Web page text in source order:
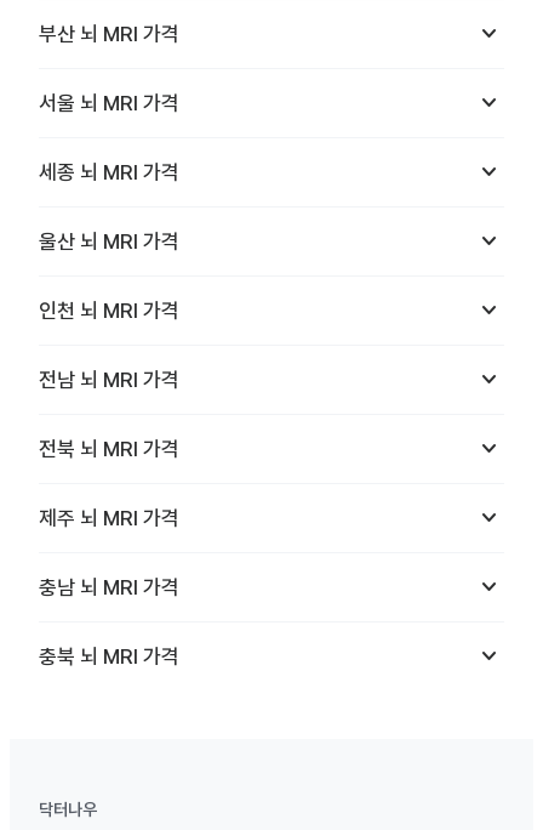
부산 뇌 MRI 가격 keyboard_arrow_down
서울 뇌 MRI 가격 keyboard_arrow_down
세종 뇌 MRI 가격 keyboard_arrow_down
울산 뇌 MRI 가격 keyboard_arrow_down
인천 뇌 MRI 가격 keyboard_arrow_down
전남 뇌 MRI 가격 keyboard_arrow_down
전북 뇌 MRI 가격 keyboard_arrow_down
제주 뇌 MRI 가격 keyboard_arrow_down
충남 뇌 MRI 가격 keyboard_arrow_down
충북 뇌 MRI 가격 keyboard_arrow_down
닥터나우